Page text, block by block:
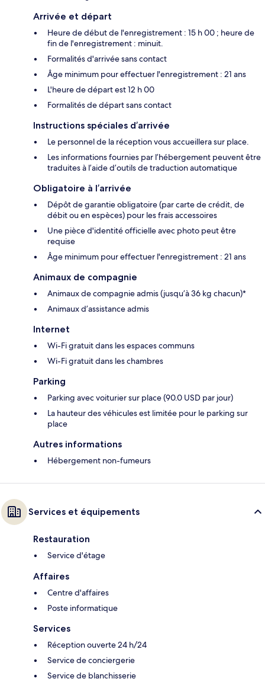
Arrivée et départ
Heure de début de l'enregistrement : 15 h 00 ; heure de
fin de l'enregistrement : minuit.
Formalités d'arrivée sans contact
Âge minimum pour effectuer l'enregistrement : 21 ans
L'heure de départ est 12 h 00
Formalités de départ sans contact
Instructions spéciales d’arrivée
Le personnel de la réception vous accueillera sur place.
Les informations fournies par l’hébergement peuvent être
traduites à l’aide d’outils de traduction automatique
Obligatoire à l’arrivée
Dépôt de garantie obligatoire (par carte de crédit, de
débit ou en espèces) pour les frais accessoires
Une pièce d'identité officielle avec photo peut être
requise
Âge minimum pour effectuer l'enregistrement : 21 ans
Animaux de compagnie
Animaux de compagnie admis (jusqu’à 36 kg chacun)*
Animaux d’assistance admis
Internet
Wi-Fi gratuit dans les espaces communs
Wi-Fi gratuit dans les chambres
Parking
Parking avec voiturier sur place (90.0 USD par jour)
La hauteur des véhicules est limitée pour le parking sur
place
Autres informations
Hébergement non-fumeurs
Services et équipements
Restauration
Service d'étage
Affaires
Centre d'affaires
Poste informatique
Services
Réception ouverte 24 h/24
Service de conciergerie
Service de blanchisserie